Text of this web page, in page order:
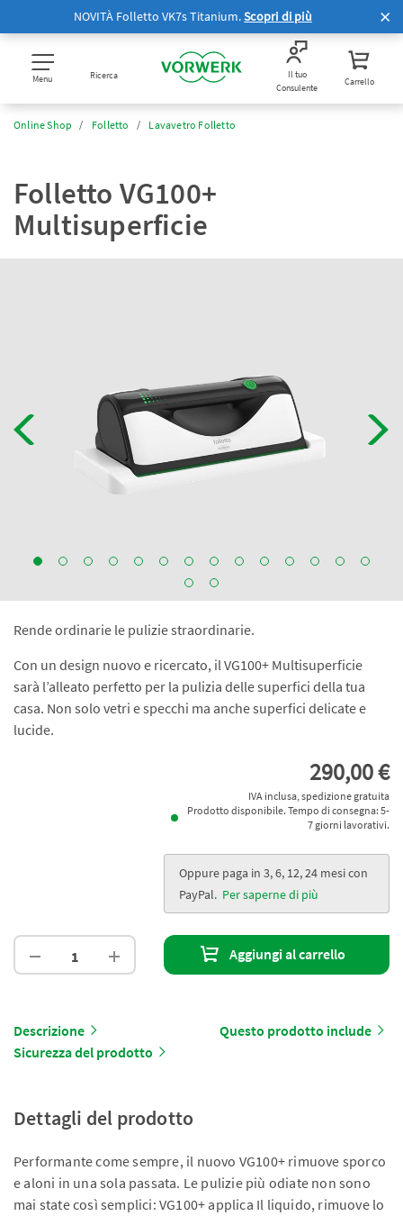
NOVITÀ Folletto VK7s Titanium.Scopri di più
Menu Ricerca
Il tuo
Consulente
Carrello
Online Shop Folletto Lavavetro Folletto
Folletto VG100+
Multisuperficie
Rende ordinarie le pulizie straordinarie.
Con un design nuovo e ricercato, il VG100+ Multisuperficie
sarà l’alleato perfetto per la pulizia delle superfici della tua
casa. Non solo vetri e specchi ma anche superfici delicate e
lucide.
290,00 €
IVA inclusa, spedizione gratuita
Prodotto disponibile. Tempo di consegna: 5-
7 giorni lavorativi.
Oppure paga in 3, 6, 12, 24 mesi con
PayPal. Per saperne di più
Aggiungi al carrello
Descrizione
Questo prodotto include
Sicurezza del prodotto
Dettagli del prodotto
Performante come sempre, il nuovo VG100+ rimuove sporco
e aloni in una sola passata. Le pulizie più odiate non sono
mai state così semplici: VG100+ applica Il liquido, rimuove lo